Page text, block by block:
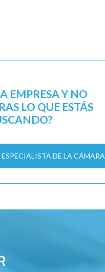
EMPRESA Y NO
LO QUE ESTÁS
DE LA CÁMARA